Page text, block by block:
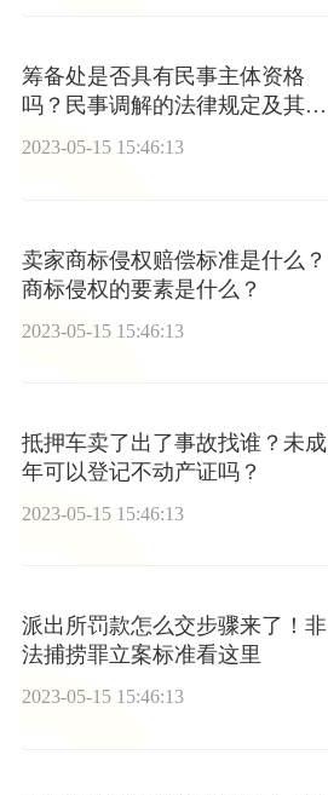
筹备处是否具有民事主体资格
吗？民事调解的法律规定及其适
用在哪？
2023-05-15 15:46:13
卖家商标侵权赔偿标准是什么？
商标侵权的要素是什么？
2023-05-15 15:46:13
抵押车卖了出了事故找谁？未成
年可以登记不动产证吗？
2023-05-15 15:46:13
派出所罚款怎么交步骤来了！非
法捕捞罪立案标准看这里
2023-05-15 15:46:13